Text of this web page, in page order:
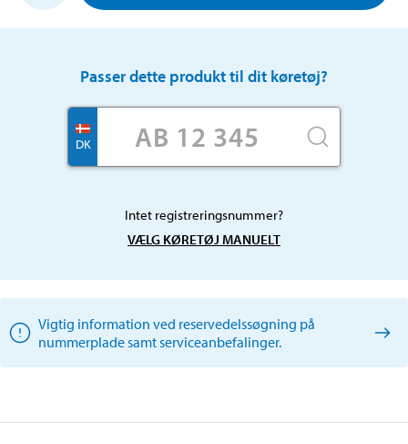
Passer dette produkt til dit køretøj?
DK
Intet registreringsnummer?
VÆLG KØRETØJ MANUELT
Vigtig information ved reservedelssøgning på
nummerplade samt serviceanbefalinger.